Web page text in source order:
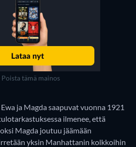
Poista tämä mainos
ja Magda saapuvat vuonna 1921
ilmenee, että
Magda joutuu jäämään
yksin Manhattanin kolkkoihin